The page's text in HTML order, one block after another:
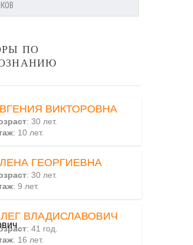
ПО
ВИКТОРОВНА
: 30 лет.
: 10 лет.
ГЕОРГИЕВНА
: 30 лет.
: 9 лет.
ВЛАДИСЛАВОВИЧ
: 41 год.
: 16 лет.